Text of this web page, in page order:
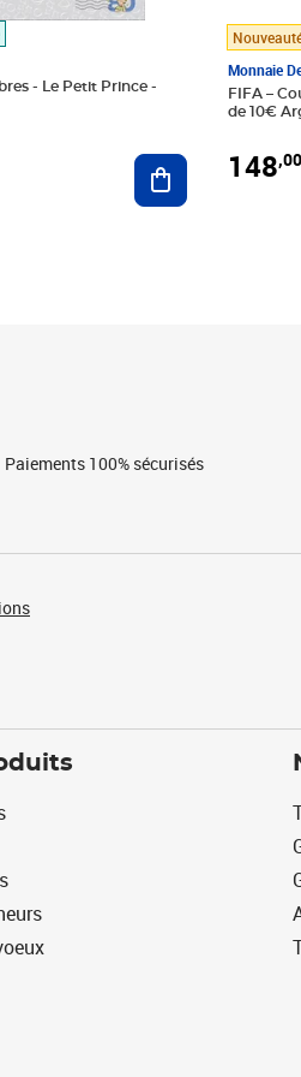
- Le Petit Prince -
Ajouter au
Monnaie
FIFA –
de 10€
148
Paiements 100% sécurisés